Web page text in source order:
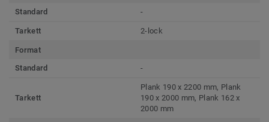
Standard
-
Tarkett 2-lock
Format
Standard
-
Tarkett
Plank 190 x 2200 mm, Plank
190 x 2000 mm, Plank 162 x
2000 mm